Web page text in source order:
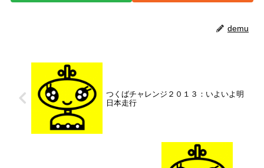
demu
つくばチャレンジ２０１３：いよいよ明
日本走行